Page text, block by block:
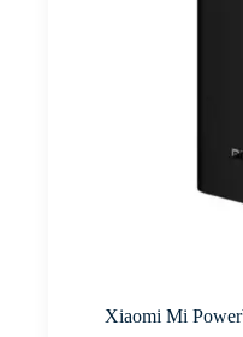
Xiaomi Mi